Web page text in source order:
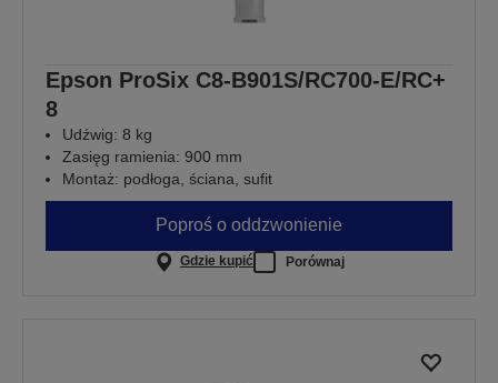
Epson ProSix C8-B901S/RC700-E/RC+
8
Udźwig: 8 kg
Zasięg ramienia: 900 mm
Montaż: podłoga, ściana, sufit
Poproś o oddzwonienie
Gdzie kupić Porównaj